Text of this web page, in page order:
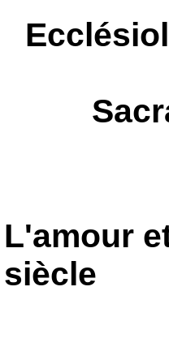
L'amour
siècle